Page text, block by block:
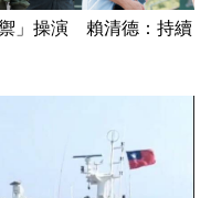
」操演 賴清德：持續